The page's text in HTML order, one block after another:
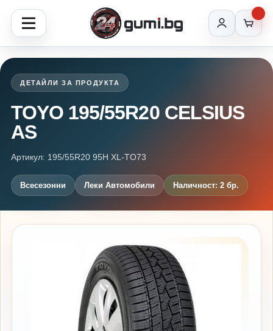
ДЕТАЙЛИ ЗА ПРОДУКТА
TOYO 195/55R20 CELSIUS
AS
Артикул: 195/55R20 95H XL-TO73
Всесезонни Леки Автомобили Наличност: 2 бр.